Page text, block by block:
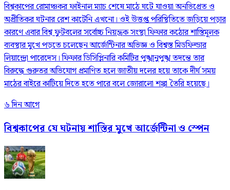
বিশ্বকাপের রোমাঞ্চকর ফাইনাল ম্যাচ শেষে মাঠে ঘটে যাওয়া অনভিপ্রেত ও
অপ্রীতিকর ঘটনার রেশ কাটেনি এখনো। ওই উত্তপ্ত পরিস্থিতিতে জড়িয়ে পড়ার
কারণে এবার বিশ্ব ফুটবলের সর্বোচ্চ নিয়ন্ত্রক সংস্থা ফিফার কঠোর শাস্তিমূলক
ব্যবস্থার মুখে পড়তে চলেছেন আর্জেন্টিনার অভিজ্ঞ ও বিশ্বস্ত মিডফিল্ডার
লিয়ান্দ্রো পারেদেস। ফিফার ডিসিপ্লিনারি কমিটির পুঙ্খানুপুঙ্খ তদন্তে তার
বিরুদ্ধে গুরুতর অভিযোগ প্রমাণিত হলে জাতীয় দলের হয়ে তাকে দীর্ঘ সময়
মাঠের বাইরে কাটিয়ে দিতে হতে পারে বলে জোরালো শঙ্কা তৈরি হয়েছে।
৬ দিন আগে
বিশ্বকাপের যে ঘটনায় শাস্তির মুখে আর্জেন্টিনা ও স্পেন